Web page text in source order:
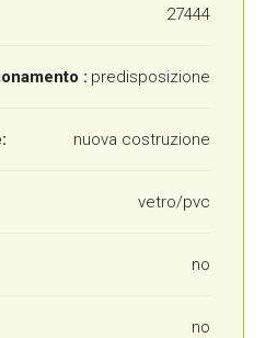
27444
: predisposizione
nuova costruzione
vetro/pvc
no
no